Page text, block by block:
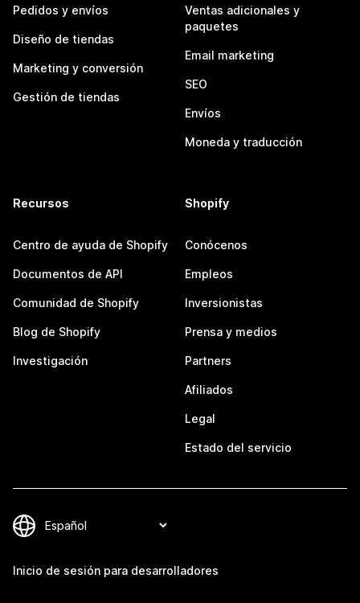
Pedidos y envíos
Diseño de tiendas
Marketing y conversión
Gestión de tiendas
Ventas adicionales y
paquetes
Email marketing
SEO
Envíos
Moneda y traducción
Recursos
Centro de ayuda de Shopify
Documentos de API
Comunidad de Shopify
Blog de Shopify
Investigación
Shopify
Conócenos
Empleos
Inversionistas
Prensa y medios
Partners
Afiliados
Legal
Estado del servicio
Inicio de sesión para desarrolladores